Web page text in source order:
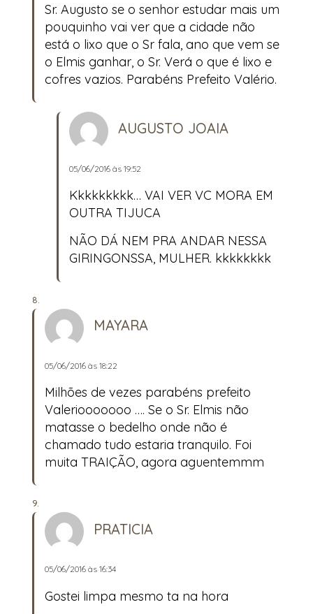
Sr. Augusto se o senhor estudar mais um
pouquinho vai ver que a cidade não
está o lixo que o Sr fala, ano que vem se
o Elmis ganhar, o Sr. Verá o que é lixo e
cofres vazios. Parabéns Prefeito Valério.
AUGUSTO JOAIA
05/06/2016 às 19:52
Kkkkkkkkk… VAI VER VC MORA EM
OUTRA TIJUCA
NÃO DÁ NEM PRA ANDAR NESSA
GIRINGONSSA, MULHER. kkkkkkkk
MAYARA
05/06/2016 às 18:22
Milhões de vezes parabéns prefeito
Valeriooooooo …. Se o Sr. Elmis não
matasse o bedelho onde não é
chamado tudo estaria tranquilo. Foi
muita TRAIÇÃO, agora aguentemmm
PRATICIA
05/06/2016 às 16:34
Gostei limpa mesmo ta na hora